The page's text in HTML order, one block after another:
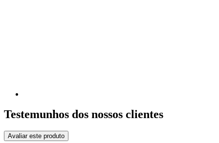
Testemunhos dos nossos clientes
Avaliar este produto